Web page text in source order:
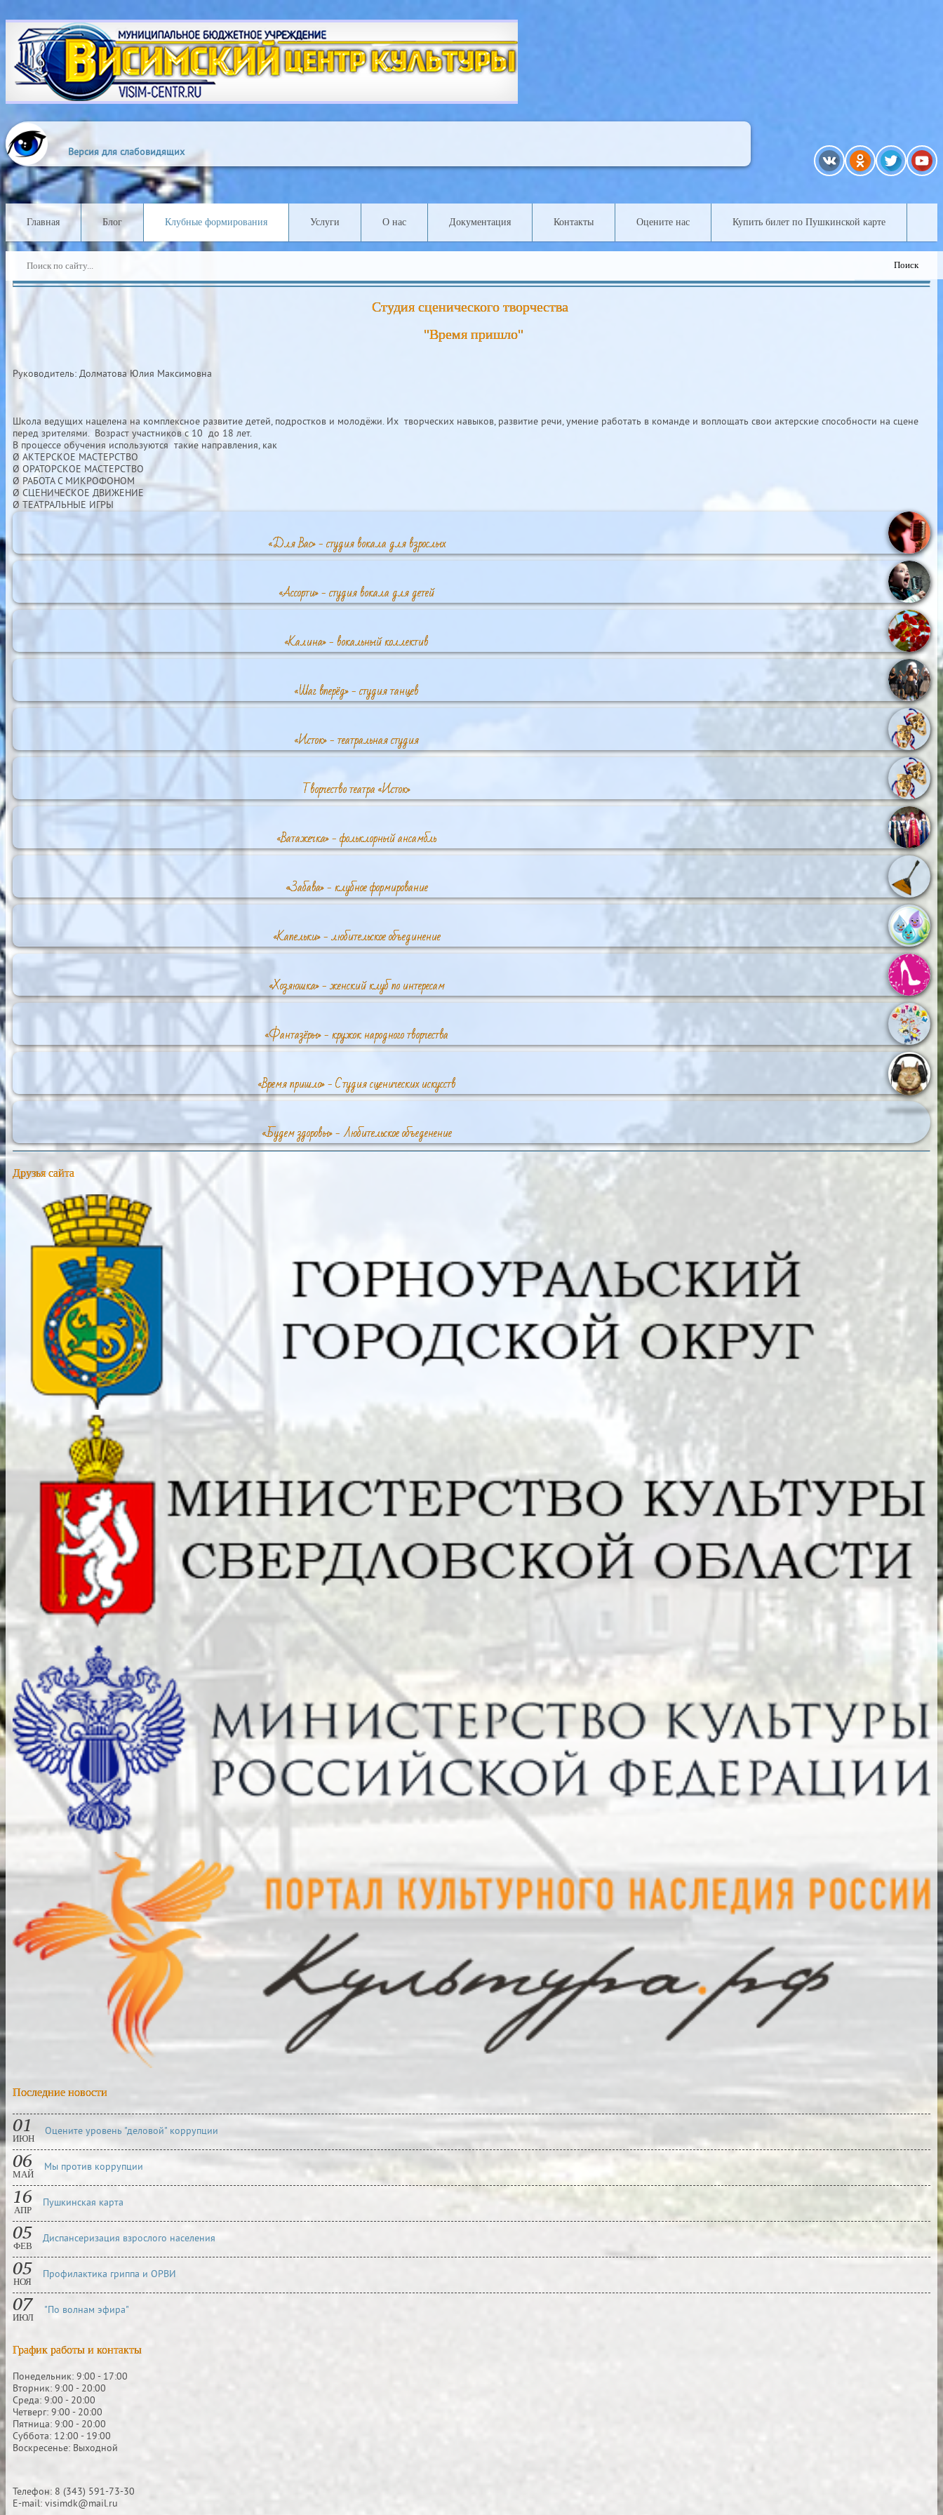
Версия для слабовидящих
Главная Блог Клубные формирования Услуги О нас Документация Контакты Оцените нас Купить билет по Пушкинской карте
Студия сценического творчества
"Время пришло"
Руководитель: Долматова Юлия Максимовна
Школа ведущих нацелена на комплексное развитие детей, подростков и молодёжи. Их творческих навыков, развитие речи, умение работать в команде и воплощать свои актерские способности на сцене
перед зрителями. Возраст участников с 10 до 18 лет.
В процессе обучения используются такие направления, как
Ø АКТЕРСКОЕ МАСТЕРСТВО
Ø ОРАТОРСКОЕ МАСТЕРСТВО
Ø РАБОТА С МИКРОФОНОМ
Ø СЦЕНИЧЕСКОЕ ДВИЖЕНИЕ
Ø ТЕАТРАЛЬНЫЕ ИГРЫ
«Для Вас» - студия вокала для взрослых
«Ассорти» - студия вокала для детей
«Калина» - вокальный коллектив
«Шаг вперёд» - студия танцев
«Исток» - театральная студия
Творчество театра «Исток»
«Ватажечка» - фольклорный ансамбль
«Забава» - клубное формирование
«Капельки» - любительское объединение
«Хозяюшка» - женский клуб по интересам
«Фантазёры» - кружок народного творчества
«Время пришло» - Студия сценических искусств
«Будем здоровы» - Любительское объеденение
Друзья сайта
Последние новости
01
ИЮН Оцените уровень "деловой" коррупции
06
МАЙ Мы против коррупции
16
АПР Пушкинская карта
05
ФЕВ Диспансеризация взрослого населения
05
НОЯ Профилактика гриппа и ОРВИ
07
ИЮЛ "По волнам эфира"
График работы и контакты
Понедельник: 9:00 - 17:00
Вторник: 9:00 - 20:00
Среда: 9:00 - 20:00
Четверг: 9:00 - 20:00
Пятница: 9:00 - 20:00
Суббота: 12:00 - 19:00
Воскресенье: Выходной
Телефон: 8 (343) 591-73-30
E-mail: visimdk@mail.ru